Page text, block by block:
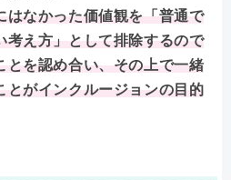
はなかった価値観を「普通で
考え方」として排除するので
とを認め合い、その上で一緒
とがインクルージョンの目的